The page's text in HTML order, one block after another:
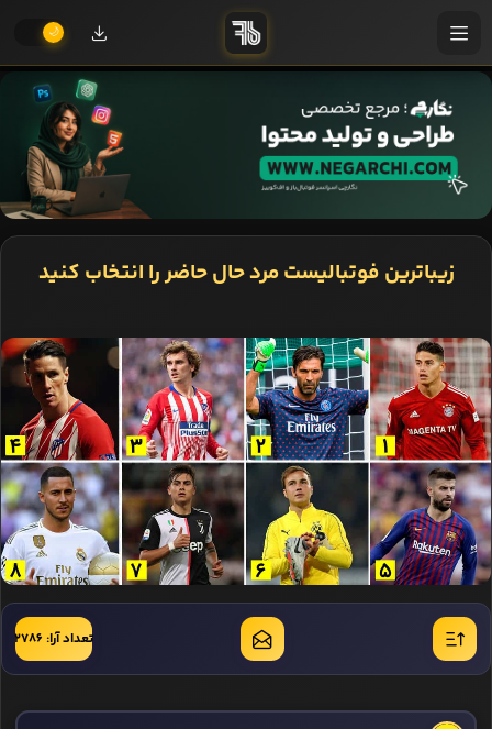
زیباترین فوتبالیست مرد حال حاضر را انتخاب کنید
تعداد آرا: 2786